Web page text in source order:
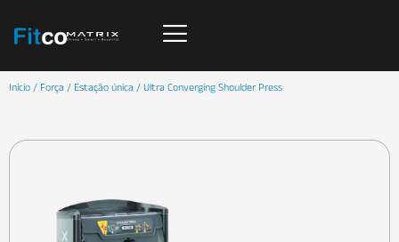
Início / Força / Estação única / Ultra Converging Shoulder Press